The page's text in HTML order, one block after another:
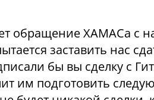
обращение ХАМАСа с
заставить нас
бы вы сделку с
им подготовить